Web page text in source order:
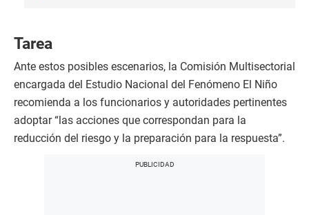
Tarea
Ante estos posibles escenarios, la Comisión Multisectorial
encargada del Estudio Nacional del Fenómeno El Niño
recomienda a los funcionarios y autoridades pertinentes
adoptar “las acciones que correspondan para la
reducción del riesgo y la preparación para la respuesta”.